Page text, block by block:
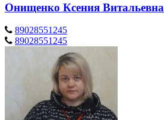
Онищенко Ксения Витальевна
89028551245
89028551245